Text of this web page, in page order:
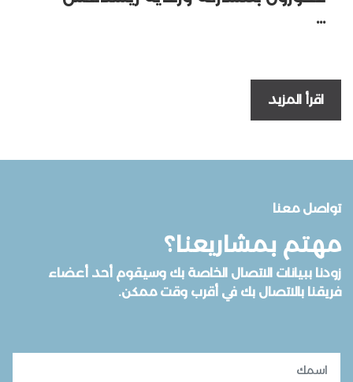
...
اقرأ المزيد
تواصل معنا
مهتم بمشاريعنا؟
زودنا ببيانات الاتصال الخاصة بك وسيقوم أحد أعضاء
فريقنا بالاتصال بك في أقرب وقت ممكن.